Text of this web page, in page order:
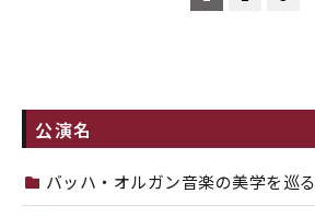
公演名
バッハ・オルガン音楽の美学を巡る